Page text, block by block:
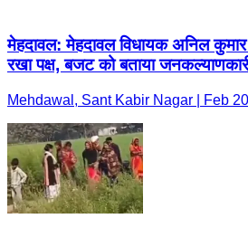
मेहदावल: मेहदावल विधायक अनिल कुमार
रखा पक्ष, बजट को बताया
Mehdawal, Sant Kabir Nagar | Feb